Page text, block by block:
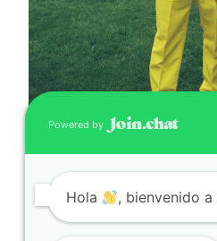
Powered by
Hola , bienvenido a